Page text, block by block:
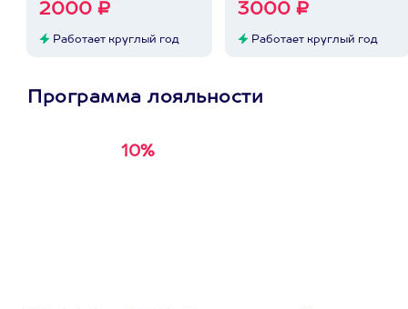
2000 ₽
Работает круглый год
3000 ₽
Работает круглый год
Программа лояльности
10%